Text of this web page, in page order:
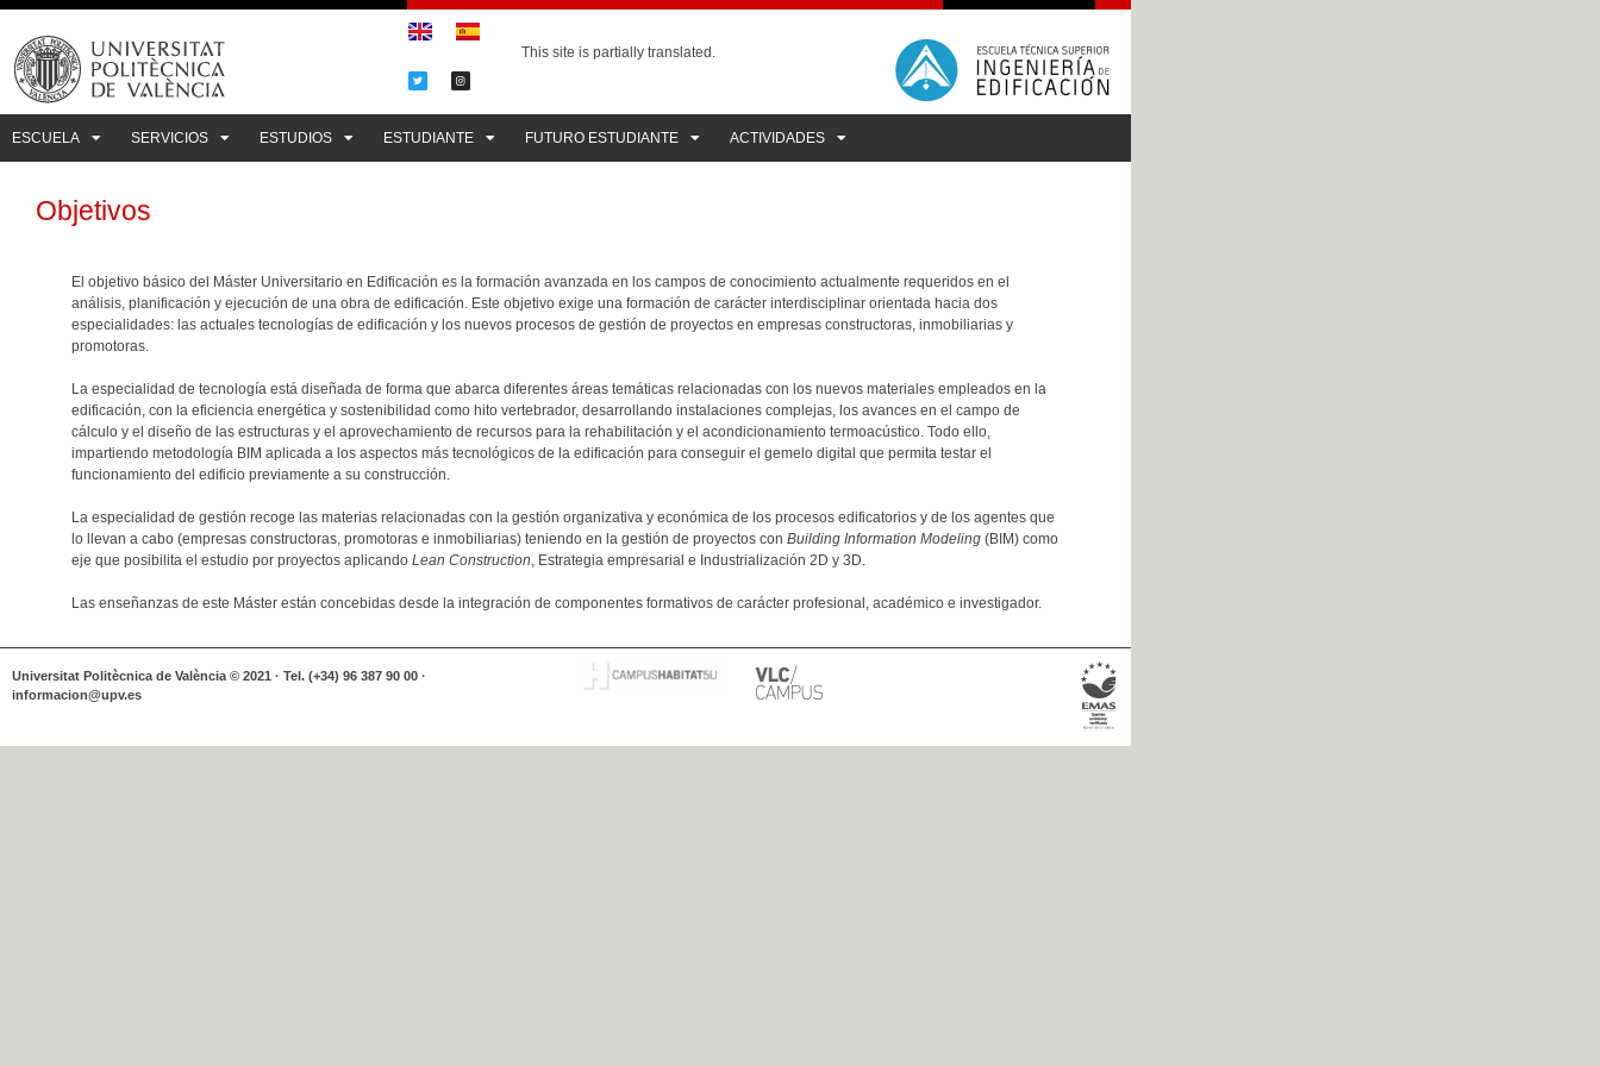
This site is partially translated.
ESCUELA SERVICIOS ESTUDIOS ESTUDIANTE FUTURO ESTUDIANTE ACTIVIDADES
Objetivos
El objetivo básico del Máster Universitario en Edificación es la formación avanzada en los campos de conocimiento actualmente requeridos en el
análisis, planificación y ejecución de una obra de edificación. Este objetivo exige una formación de carácter interdisciplinar orientada hacia dos
especialidades: las actuales tecnologías de edificación y los nuevos procesos de gestión de proyectos en empresas constructoras, inmobiliarias y
promotoras.
La especialidad de tecnología está diseñada de forma que abarca diferentes áreas temáticas relacionadas con los nuevos materiales empleados en la
edificación, con la eficiencia energética y sostenibilidad como hito vertebrador, desarrollando instalaciones complejas, los avances en el campo de
cálculo y el diseño de las estructuras y el aprovechamiento de recursos para la rehabilitación y el acondicionamiento termoacústico. Todo ello,
impartiendo metodología BIM aplicada a los aspectos más tecnológicos de la edificación para conseguir el gemelo digital que permita testar el
funcionamiento del edificio previamente a su construcción.
La especialidad de gestión recoge las materias relacionadas con la gestión organizativa y económica de los procesos edificatorios y de los agentes que
lo llevan a cabo (empresas constructoras, promotoras e inmobiliarias) teniendo en la gestión de proyectos con Building Information Modeling (BIM) como
eje que posibilita el estudio por proyectos aplicando Lean Construction, Estrategia empresarial e Industrialización 2D y 3D.
Las enseñanzas de este Máster están concebidas desde la integración de componentes formativos de carácter profesional, académico e investigador.
Universitat Politècnica de València © 2021 · Tel. (+34) 96 387 90 00 ·
informacion@upv.es